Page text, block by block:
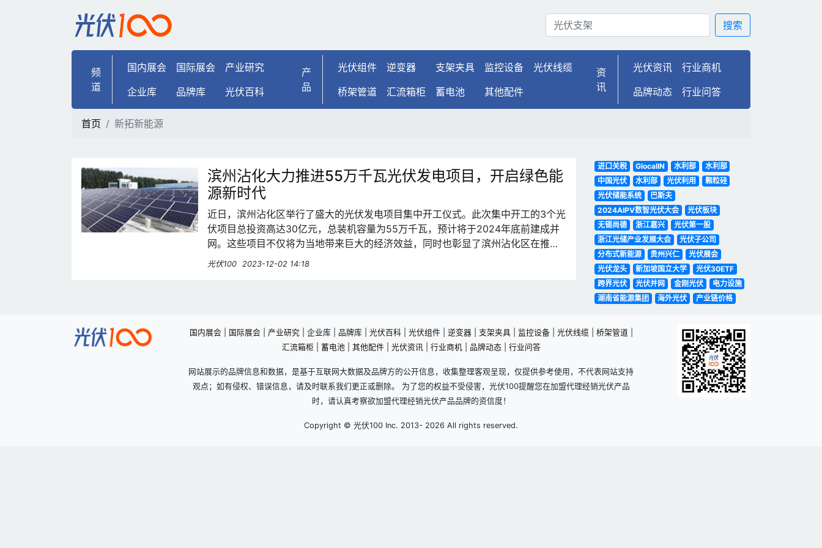
新拓新能源 | 光伏100 搜索
频
道
国内展会 国际展会
产业研究
企业库
品牌库 光伏百科
产
品
光伏组件 逆变器 支架夹具 监控设备
光伏线缆
桥架管道
汇流箱柜 蓄电池 其他配件
资
讯
光伏资讯
行业商机
品牌动态
行业问答
首页 新拓新能源
滨州沾化大力推进55万千瓦光伏发电项目，开启绿色能
源新时代
近日，滨州沾化区举行了盛大的光伏发电项目集中开工仪式。此次集中开工的3个光
伏项目总投资高达30亿元，总装机容量为55万千瓦，预计将于2024年底前建成并
网。这些项目不仅将为当地带来巨大的经济效益，同时也彰显了滨州沾化区在推进
绿色能源发展和乡村振兴战略方面的坚定决心。
光伏100 2023-12-02 14:18
进口关税 GlocalIN 水利部
水利部
中国光伏
水利部 光伏利用
颗粒硅
光伏储能系统
巴斯夫
2024AIPV数智光伏大会
光伏板块
无锡尚德
浙江嘉兴
光伏第一股
浙江光储产业发展大会
光伏子公司
分布式新能源
贵州兴仁
光伏展会
光伏龙头
新加坡国立大学
光伏30ETF
跨界光伏
光伏并网 金刚光伏
电力设施
湖南省能源集团
海外光伏 产业链价格
国内展会| 国际展会| 产业研究| 企业库| 品牌库| 光伏百科| 光伏组件| 逆变器| 支架夹具| 监控设备| 光伏线缆 桥架管道
汇流箱柜
蓄电池| 其他配件| 光伏资讯| 行业商机| 品牌动态| 行业问答
网站展示的品牌信息和数据，是基于互联网大数据及品牌方的公开信息，收集整理客观呈现，仅提供参考使用，不代表网站支持
观点；如有侵权、错误信息，请及时联系我们更正或删除。 为了您的权益不受侵害，光伏100提醒您在加盟代理经销光伏产品
时，请认真考察欲加盟代理经销光伏产品品牌的资信度！
Copyright © 光伏100 Inc. 2013- 2026 All rights reserved.